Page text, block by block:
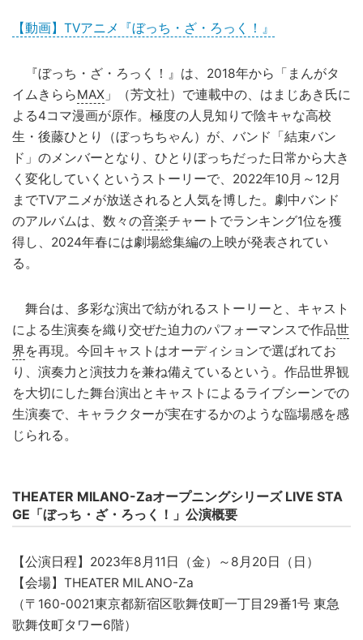
【動画】TVアニメ『ぼっち・ざ・ろっく！』
『ぼっち・ざ・ろっく！』は、2018年から「まんがタ
イムきららMAX 」（芳文社）で連載中の、はまじあき氏に
よる4コマ漫画が原作。極度の人見知りで陰キャな高校
生・後藤ひとり（ぼっちちゃん）が、バンド「結束バン
ド」のメンバーとなり、ひとりぼっちだった日常から大き
く変化していくというストーリーで、2022年10月～12月
までTVアニメが放送されると人気を博した。劇中バンド
のアルバムは、数々の音楽チャートでランキング1位を獲
得し、2024年春には劇場総集編の上映が発表されてい
る。
舞台は、多彩な演出で紡がれるストーリーと、キャスト
による生演奏を織り交ぜた迫力のパフォーマンスで作品世
界を再現。今回キャストはオーディションで選ばれてお
り、演奏力と演技力を兼ね備えているという。作品世界観
を大切にした舞台演出とキャストによるライブシーンでの
生演奏で、キャラクターが実在するかのような臨場感を感
じられる。
THEATER MILANO-Zaオープニングシリーズ LIVE STA
GE「ぼっち・ざ・ろっく！」公演概要
【公演日程】2023年8月11日（金）～8月20日（日）
【会場】THEATER MILANO-Za
（〒160-0021東京都新宿区歌舞伎町一丁目29番1号 東急
歌舞伎町タワー6階）